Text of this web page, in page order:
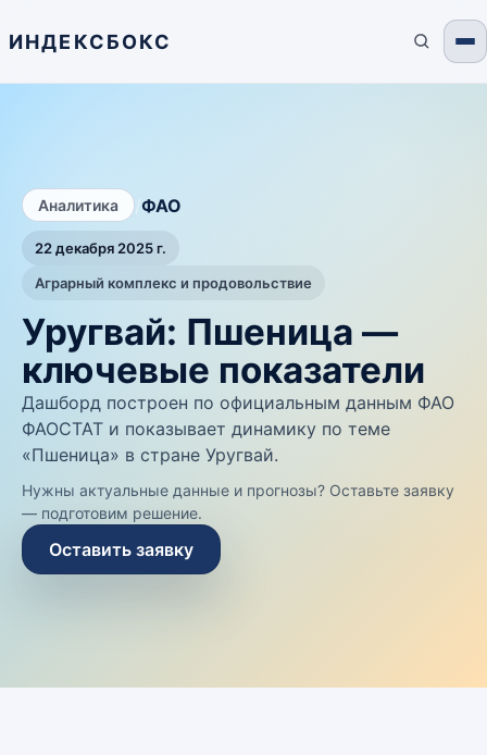
ИНДЕКСБОКС
Аналитика ФАО
22 декабря 2025 г.
Аграрный комплекс и продовольствие
Уругвай: Пшеница —
ключевые показатели
Дашборд построен по официальным данным ФАО
ФАОСТАТ и показывает динамику по теме
«Пшеница» в стране Уругвай.
Нужны актуальные данные и прогнозы? Оставьте заявку
— подготовим решение.
Оставить заявку